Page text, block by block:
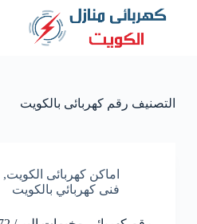
التصنيف رقم كهربائى بالكويت
اماكن كهربائى الكويت,
فنى كهربائي بالكويت